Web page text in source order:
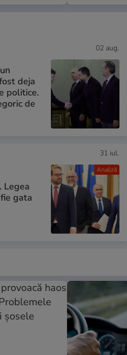
02 aug.
deja
politice.
de
Analiză
31 iul.
Legea
gata